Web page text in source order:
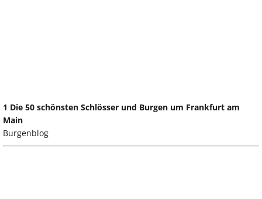
1 Die 50 schönsten Schlösser und Burgen um Frankfurt am
Main
Burgenblog